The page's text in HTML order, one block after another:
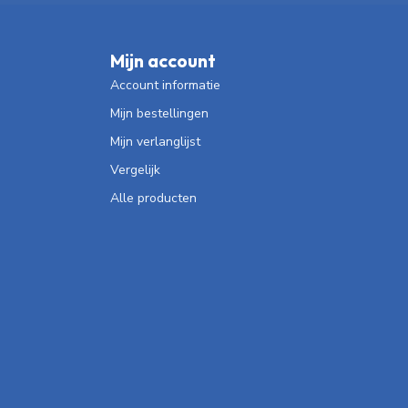
Mijn account
Account informatie
Mijn bestellingen
Mijn verlanglijst
Vergelijk
Alle producten